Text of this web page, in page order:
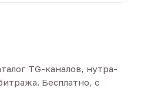
TG-каналов, нутра-
Бесплатно, с